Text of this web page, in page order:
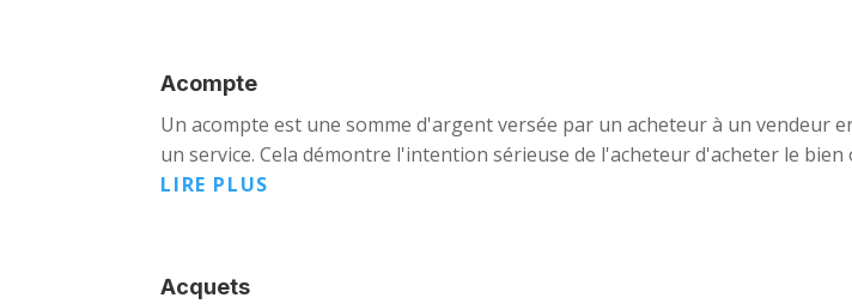
Acompte
Un acompte est une somme d'argent versée par un acheteur à un
un service. Cela démontre l'intention sérieuse de l'acheteur d'acheter le bien
LIRE PLUS
Acquets